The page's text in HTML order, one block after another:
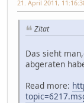
21. April 2011,
Zitat
Das sieht
abgeraten
Read more: